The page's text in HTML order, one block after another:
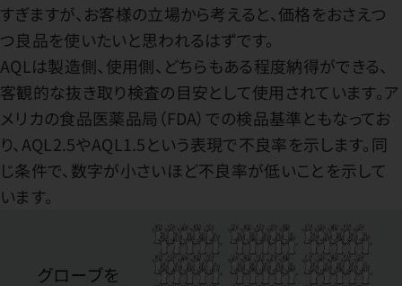
すぎますが、お客様の立場から考えると、価格をおさえつ
つ良品を使いたいと思われるはずです。
AQLは製造側、使用側、どちらもある程度納得ができる、
客観的な抜き取り検査の目安として使用されています。ア
メリカの食品医薬品局（FDA）での検品基準ともなってお
り、AQL2.5やAQL1.5という表現で不良率を示します。同
じ条件で、数字が小さいほど不良率が低いことを示して
います。